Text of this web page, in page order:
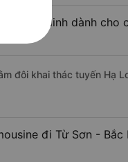
- Bắc Ninh dành cho
đôi khai thác tuyến Hạ
đi Từ Sơn -